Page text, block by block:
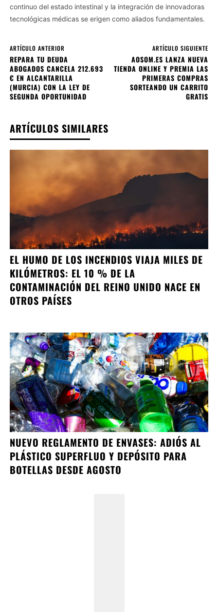
continuo del estado intestinal y la integración de innovadoras
tecnológicas médicas se erigen como aliados fundamentales.
ARTÍCULO ANTERIOR
REPARA TU DEUDA
ABOGADOS CANCELA 212.693
€ EN ALCANTARILLA
(MURCIA) CON LA LEY DE
SEGUNDA OPORTUNIDAD
ARTÍCULO SIGUIENTE
AOSOM.ES LANZA NUEVA
TIENDA ONLINE Y PREMIA LAS
PRIMERAS COMPRAS
SORTEANDO UN CARRITO
GRATIS
ARTÍCULOS SIMILARES
EL HUMO DE LOS INCENDIOS VIAJA MILES DE
KILÓMETROS: EL 10 % DE LA
CONTAMINACIÓN DEL REINO UNIDO NACE EN
OTROS PAÍSES
NUEVO REGLAMENTO DE ENVASES: ADIÓS AL
PLÁSTICO SUPERFLUO Y DEPÓSITO PARA
BOTELLAS DESDE AGOSTO